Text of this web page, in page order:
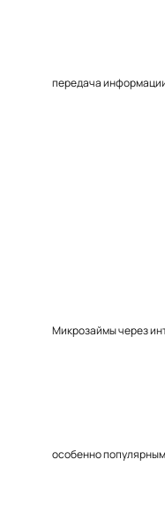
передача
Микрозаймы через
особенно